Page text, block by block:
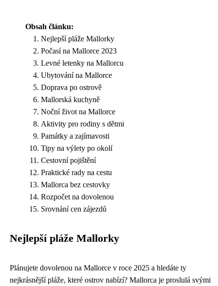
Obsah článku:
Nejlepší pláže Mallorky
Počasí na Mallorce 2023
Levné letenky na Mallorcu
Ubytování na Mallorce
Doprava po ostrově
Mallorská kuchyně
Noční život na Mallorce
Aktivity pro rodiny s dětmi
Památky a zajímavosti
Tipy na výlety po okolí
Cestovní pojištění
Praktické rady na cestu
Mallorca bez cestovky
Rozpočet na dovolenou
Srovnání cen zájezdů
Nejlepší pláže Mallorky
Plánujete dovolenou na Mallorce v roce 2025 a hledáte ty
nejkrásnější pláže, které ostrov nabízí? Mallorca je proslulá svými